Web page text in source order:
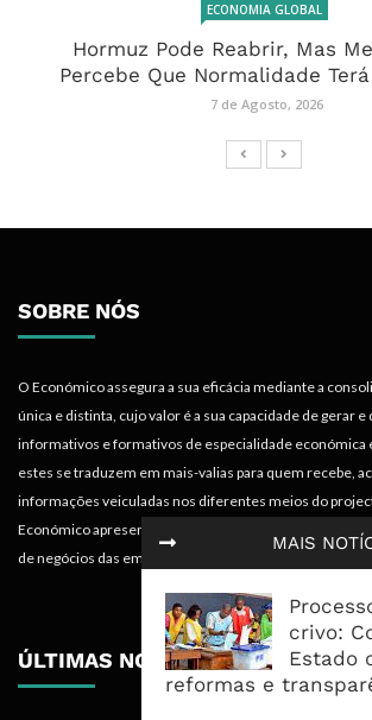
MAIS
crivo:
Estado
reformas e
ECONOMIA GLOBAL
Hormuz Pode Reabrir, Mas
Percebe Que Normalidade
7 de Agosto, 2026
SOBRE NÓS
O Económico assegura a sua eficácia mediante a
única e distinta, cujo valor é a sua capacidade de gerar
informativos e formativos de especialidade económica
estes se traduzem em mais-valias para quem recebe,
informações veiculadas nos diferentes meios do
Económico apresenta valências importantes para os
de negócios das empresas.
ÚLTIMAS NOTÍCIAS